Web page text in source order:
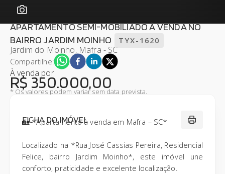
APARTAMENTO SEMI-MOBILIADO À VENDA NO
BAIRRO JARDIM MOINHO
TYX-1620
Jardim do Moinho, Mafra - SC
Compartilhe:
À venda por
R$ 350.000,00
* Os valores podem variar sem data prevista.
FICHA DO IMÓVEL
🏡 *Apartamento à venda em Mafra – SC*
Localizado na *Rua José Cassias Pereira, Residencial
Felice, bairro Jardim Moinho*, este imóvel une
conforto, praticidade e excelente localização.